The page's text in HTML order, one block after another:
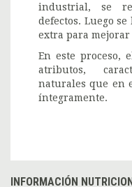
industrial, se
defectos. Luego
extra para mejorar
En este proceso,
atributos,
naturales que en
íntegramente.
INFORMACIÓN